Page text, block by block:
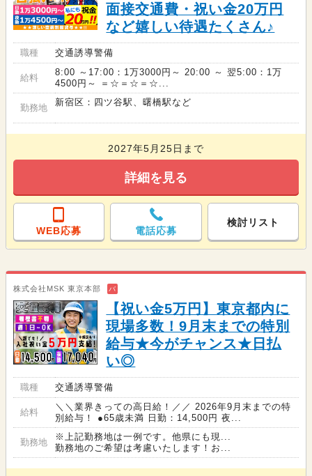
面接交通費・祝い金20万円
など嬉しい待遇たくさん♪
職種 交通誘導警備
給料
8:00 ～17:00：1万3000円～ 20:00 ～ 翌5:00：1万
4500円～ ＝☆＝☆＝☆...
勤務地
新宿区：四ツ谷駅、曙橋駅など
2027年5月25日まで
詳細を見る
WEB応募 電話応募
検討リスト
株式会社MSK 東京本部 バ
【祝い金5万円】東京都内に
現場多数！9月末までの特別
給与★今がチャンス★日払
い◎
職種 交通誘導警備
給料
＼＼業界きっての高日給！／／ 2026年9月末までの特
別給与！ ●65歳未満 日勤：14,500円 夜...
勤務地
※上記勤務地は一例です。他県にも現...
勤務地のご希望は考慮いたします！お...